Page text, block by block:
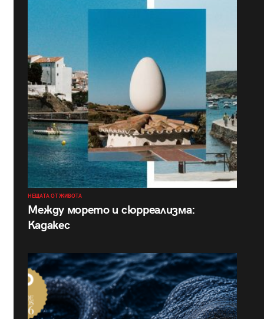
НЕЩАТА ОТ ЖИВОТА
Между морето и сюрреализма:
Кадакес